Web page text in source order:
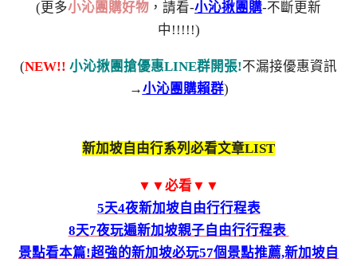
(更多小沁團購好物 ，請看-小沁揪團購-不斷更新
中!!!!!)
(NEW!! 小沁揪團搶優惠LINE群開張!不漏接優惠資訊
→小沁團購賴群)
新加坡自由行系列必看文章LIST
▼▼必看▼▼
5天4夜新加坡自由行行程表
8天7夜玩遍新加坡親子自由行行程表
景點看本篇!超強的新加坡必玩57個景點推薦,新加坡自